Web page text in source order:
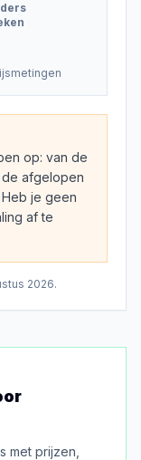
op: van de
afgelopen
je geen
af te
2026.
met prijzen,